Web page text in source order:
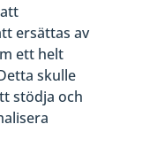
ersättas av
ett helt
skulle
stödja och